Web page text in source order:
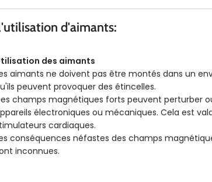
d'aimants:
des aimants
aimants ne doivent pas être montés dans un
peuvent provoquer des étincelles.
champs magnétiques forts peuvent perturber
électroniques ou mécaniques. Cela est
cardiaques.
conséquences néfastes des champs
inconnues.